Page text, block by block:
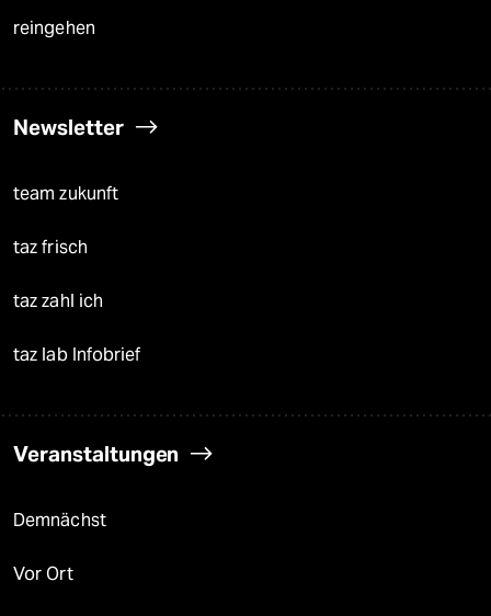
reingehen
Newsletter
team zukunft
taz frisch
taz zahl ich
taz lab Infobrief
Veranstaltungen
Demnächst
Vor Ort